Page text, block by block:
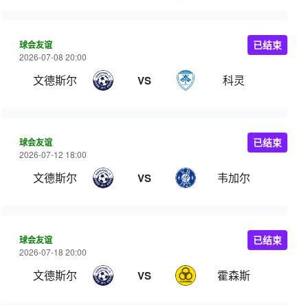
球会友谊
2026-07-08 20:00
文德斯尔 VS 科灵
已结束
球会友谊
2026-07-12 18:00
文德斯尔 VS 韦加尔
已结束
球会友谊
2026-07-18 20:00
文德斯尔 VS 霍森斯
已结束